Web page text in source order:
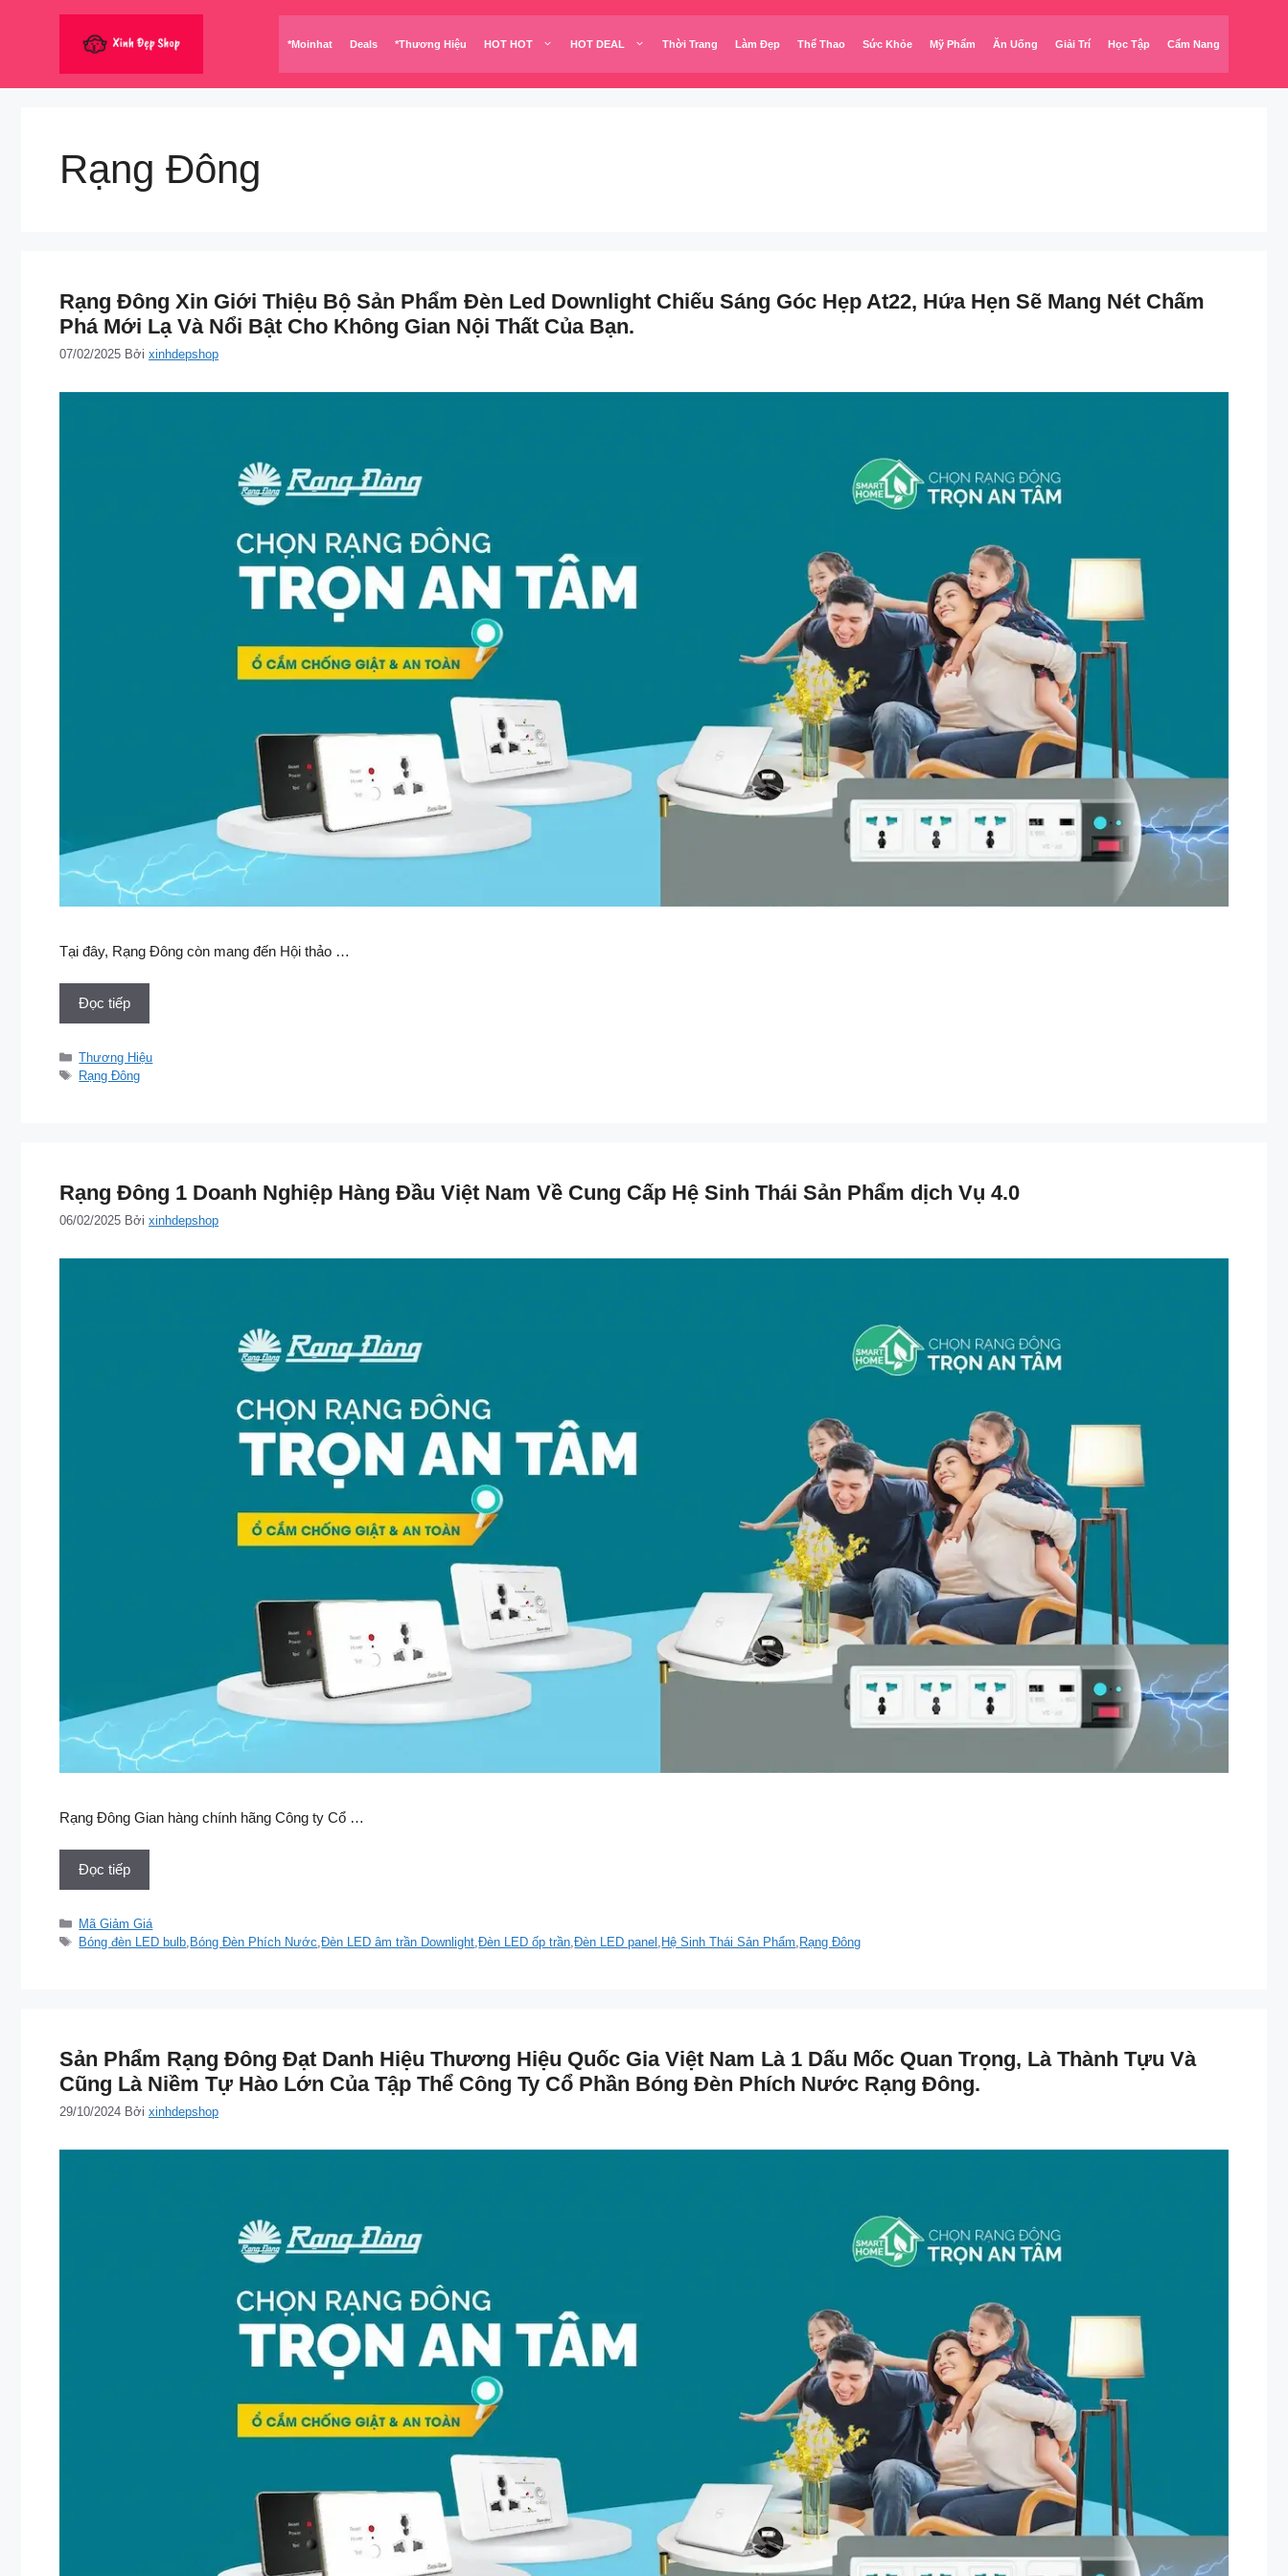
*Moinhat Deals *Thương Hiệu HOT HOT HOT DEAL Thời Trang Làm Đẹp Thể Thao Sức Khỏe Mỹ Phẩm Ăn Uống Giải Trí Học Tập Cẩm Nang
Rạng Đông
Rạng Đông Xin Giới Thiệu Bộ Sản Phẩm Đèn Led Downlight Chiếu Sáng Góc Hẹp At22, Hứa Hẹn Sẽ Mang Nét Chấm
Phá Mới Lạ Và Nổi Bật Cho Không Gian Nội Thất Của Bạn.
07/02/2025 Bởi xinhdepshop
Tại đây, Rạng Đông còn mang đến Hội thảo …
Đọc tiếp
Danh
mục
Thương Hiệu
Thẻ
Rạng Đông
Rạng Đông 1 Doanh Nghiệp Hàng Đầu Việt Nam Về Cung Cấp Hệ Sinh Thái Sản Phẩm dịch Vụ 4.0
06/02/2025 Bởi xinhdepshop
Rạng Đông Gian hàng chính hãng Công ty Cổ …
Đọc tiếp
Danh
mục
Mã Giảm Giá
Thẻ
Bóng đèn LED bulb Bóng Đèn Phích Nước ,Đèn LED âm trần Downlight ,Đèn LED ốp trần ,Đèn LED panel Hệ Sinh Thái Sản Phẩm Rạng Đông
Sản Phẩm Rạng Đông Đạt Danh Hiệu Thương Hiệu Quốc Gia Việt Nam Là 1 Dấu Mốc Quan Trọng, Là Thành Tựu Và
Cũng Là Niềm Tự Hào Lớn Của Tập Thể Công Ty Cổ Phần Bóng Đèn Phích Nước Rạng Đông.
29/10/2024 Bởi xinhdepshop